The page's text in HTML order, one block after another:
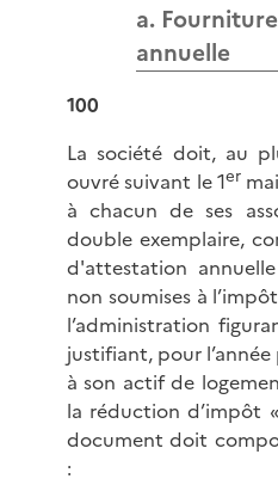
a.
annuelle
100
La société doit, au
ouvré suivant le 1er
à chacun de ses
double exemplaire,
d'attestation
non soumises à
l’administration
justifiant, pour
à son actif de
la réduction d’impôt
document doit
: